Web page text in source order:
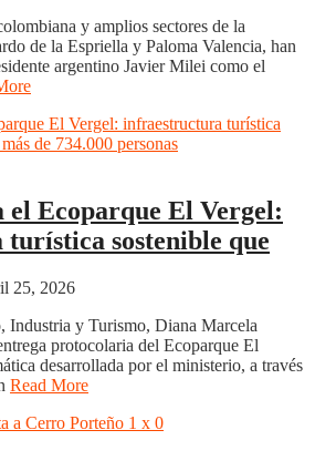
y amplios sectores de la
de la Espriella y Paloma Valencia, han
argentino Javier Milei como el
el Ecoparque El Vergel:
sostenible que
25, 2026
Industria y Turismo, Diana Marcela
protocolaria del Ecoparque El
desarrollada por el ministerio, a través
Read More